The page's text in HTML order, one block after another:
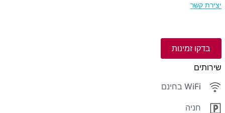
יצירת קשר
בדקו זמינות
שירותים
WiFi בחינם
חניה